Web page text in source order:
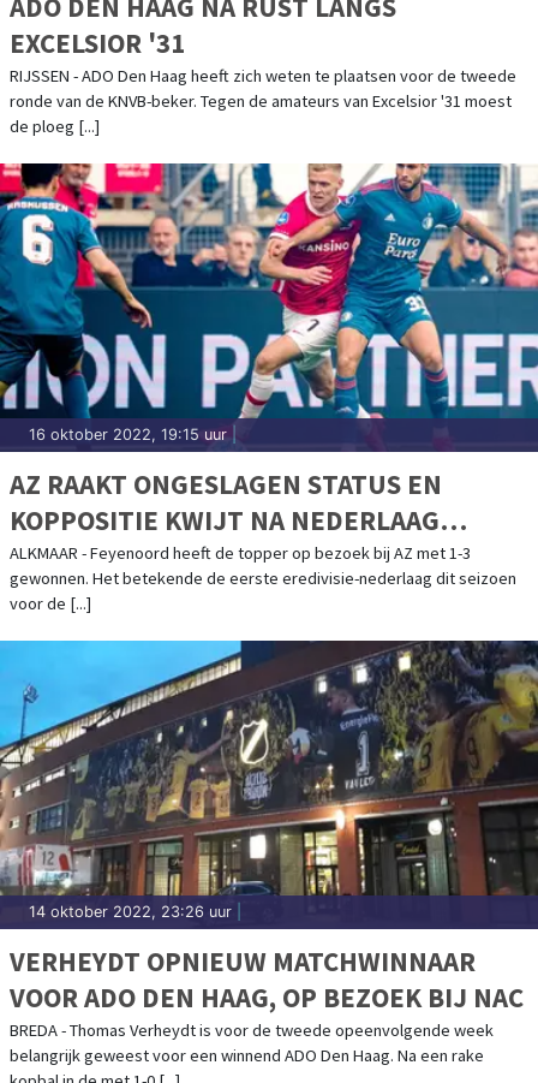
EXCELSIOR '31
RIJSSEN - ADO Den Haag heeft zich weten te plaatsen voor de tweede
ronde van de KNVB-beker. Tegen de amateurs van Excelsior '31 moest
de ploeg [...]
16 oktober 2022, 19:15 uur
AZ RAAKT ONGESLAGEN STATUS EN
KOPPOSITIE KWIJT NA NEDERLAAG
TEGEN FEYENOORD
ALKMAAR - Feyenoord heeft de topper op bezoek bij AZ met 1-3
gewonnen. Het betekende de eerste eredivisie-nederlaag dit seizoen
voor de [...]
14 oktober 2022, 23:26 uur
VERHEYDT OPNIEUW MATCHWINNAAR
VOOR ADO DEN HAAG, OP BEZOEK BIJ NAC
BREDA - Thomas Verheydt is voor de tweede opeenvolgende week
belangrijk geweest voor een winnend ADO Den Haag. Na een rake